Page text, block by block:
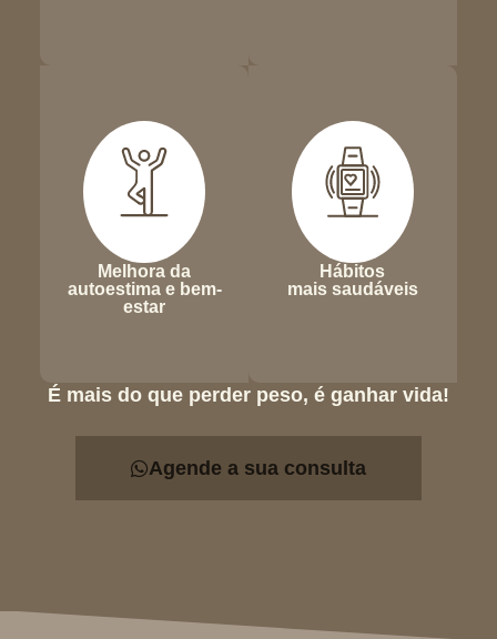
Melhora da
autoestima e bem-
estar
Hábitos
mais saudáveis
É mais do que perder peso, é ganhar vida!
Agende a sua consulta